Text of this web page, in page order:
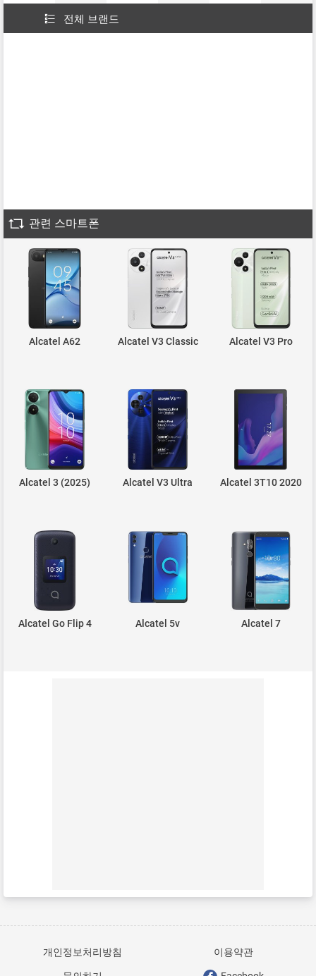
전체 브랜드
관련 스마트폰
Alcatel A62 Alcatel V3 Classic Alcatel V3 Pro
Alcatel 3 (2025) Alcatel V3 Ultra Alcatel 3T10 2020
Alcatel Go Flip 4 Alcatel 5v Alcatel 7
개인정보처리방침 이용약관